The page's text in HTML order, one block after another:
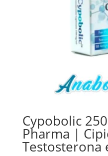
Cypobolic
Pharma |
Testosterona